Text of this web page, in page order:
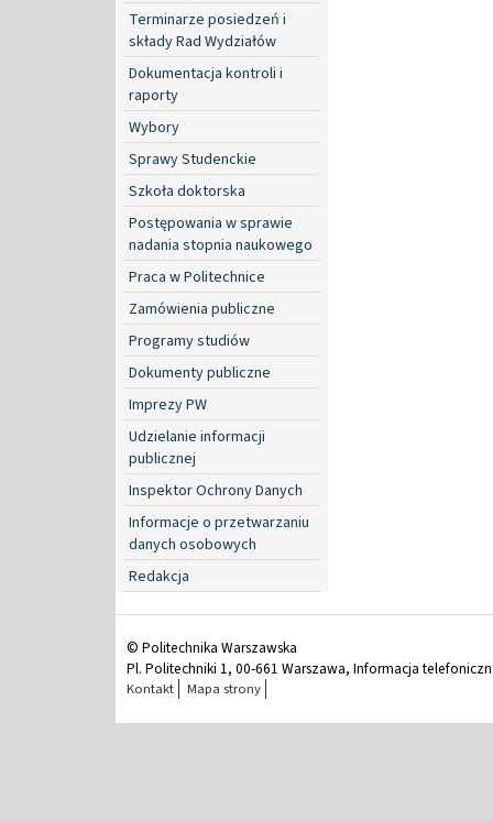
Terminarze posiedzeń i
składy Rad Wydziałów
Dokumentacja kontroli i
raporty
Wybory
Sprawy Studenckie
Szkoła doktorska
Postępowania w sprawie
nadania stopnia naukowego
Praca w Politechnice
Zamówienia publiczne
Programy studiów
Dokumenty publiczne
Imprezy PW
Udzielanie informacji
publicznej
Inspektor Ochrony Danych
Informacje o przetwarzaniu
danych osobowych
Redakcja
© Politechnika Warszawska
Pl. Politechniki 1, 00-661 Warszawa, Informacja
Kontakt Mapa strony